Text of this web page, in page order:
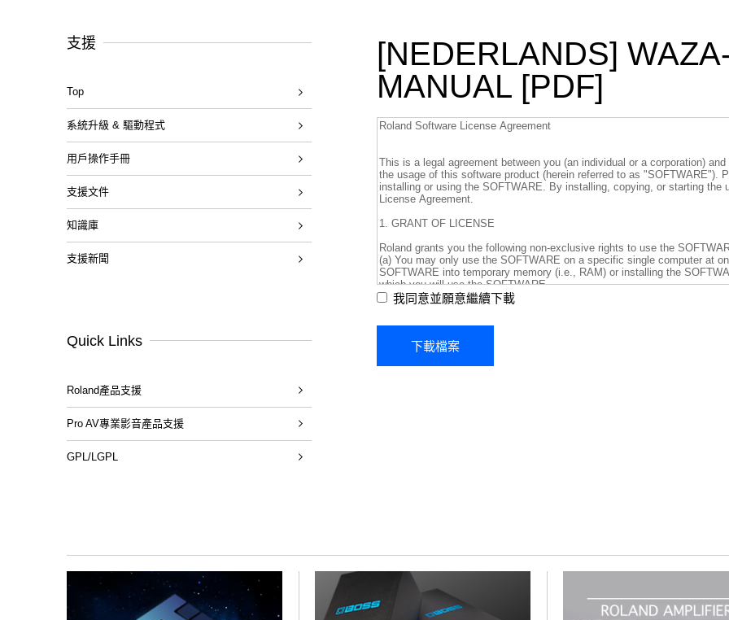
[NEDERLANDS]
MANUAL [PDF]
我同意並願意繼續下載
支援
Top
系統升級 & 驅動程式
用戶操作手冊
支援文件
知識庫
支援新聞
Quick Links
Roland產品支援
Pro AV專業影音產品支援
GPL/LGPL